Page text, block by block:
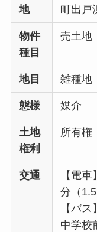
地
町出戸
物件
種目
売土地
地目 雑種地
態様 媒介
土地
権利
所有権
交通
【電
分（1.5
【バ
中学校